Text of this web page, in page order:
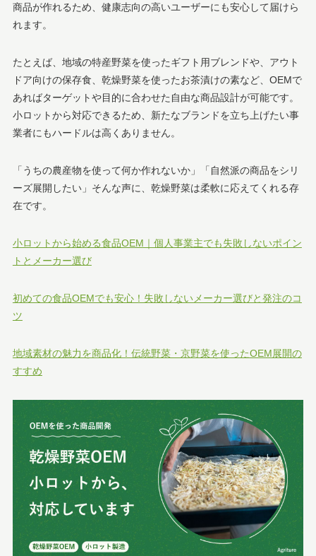
商品が作れるため、健康志向の高いユーザーにも安心して届けら
れます。
たとえば、地域の特産野菜を使ったギフト用ブレンドや、アウト
ドア向けの保存食、乾燥野菜を使ったお茶漬けの素など、OEMで
あればターゲットや目的に合わせた自由な商品設計が可能です。
小ロットから対応できるため、新たなブランドを立ち上げたい事
業者にもハードルは高くありません。
「うちの農産物を使って何か作れないか」「自然派の商品をシリ
ーズ展開したい」そんな声に、乾燥野菜は柔軟に応えてくれる存
在です。
小ロットから始める食品OEM｜個人事業主でも失敗しないポイン
トとメーカー選び
初めての食品OEMでも安心！失敗しないメーカー選びと発注のコ
ツ
地域素材の魅力を商品化！伝統野菜・京野菜を使ったOEM展開の
すすめ